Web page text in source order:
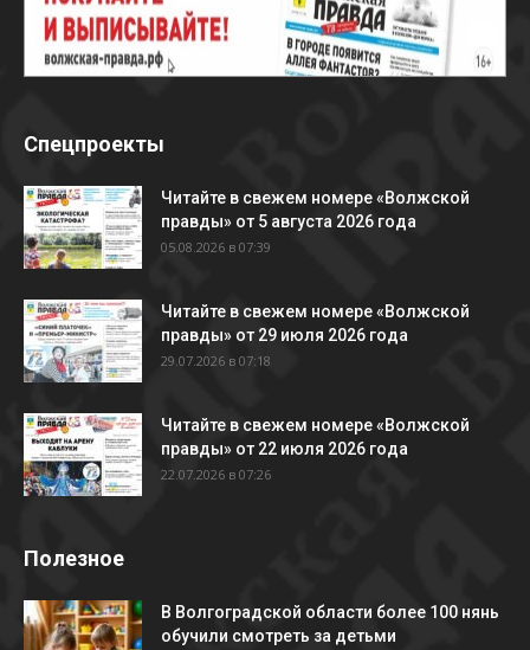
Спецпроекты
Читайте в свежем номере «Волжской
правды» от 5 августа 2026 года
05.08.2026 в 07:39
Читайте в свежем номере «Волжской
правды» от 29 июля 2026 года
29.07.2026 в 07:18
Читайте в свежем номере «Волжской
правды» от 22 июля 2026 года
22.07.2026 в 07:26
Полезное
В Волгоградской области более 100 нянь
обучили смотреть за детьми